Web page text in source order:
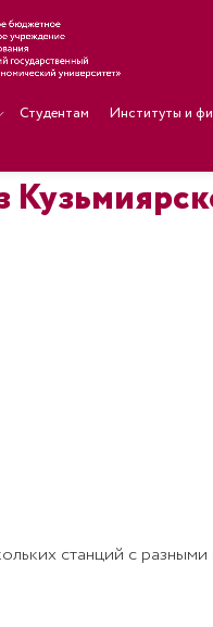
Студентам Институты и
станций с